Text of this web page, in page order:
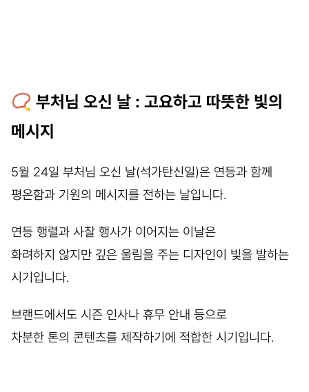
📿 부처님 오신 날 : 고요하고 따뜻한 빛의
메시지
5월 24일 부처님 오신 날(석가탄신일)은 연등과 함께
평온함과 기원의 메시지를 전하는 날입니다.
연등 행렬과 사찰 행사가 이어지는 이날은
화려하지 않지만 깊은 울림을 주는 디자인이 빛을 발하는
시기입니다.
브랜드에서도 시즌 인사나 휴무 안내 등으로
차분한 톤의 콘텐츠를 제작하기에 적합한 시기입니다.